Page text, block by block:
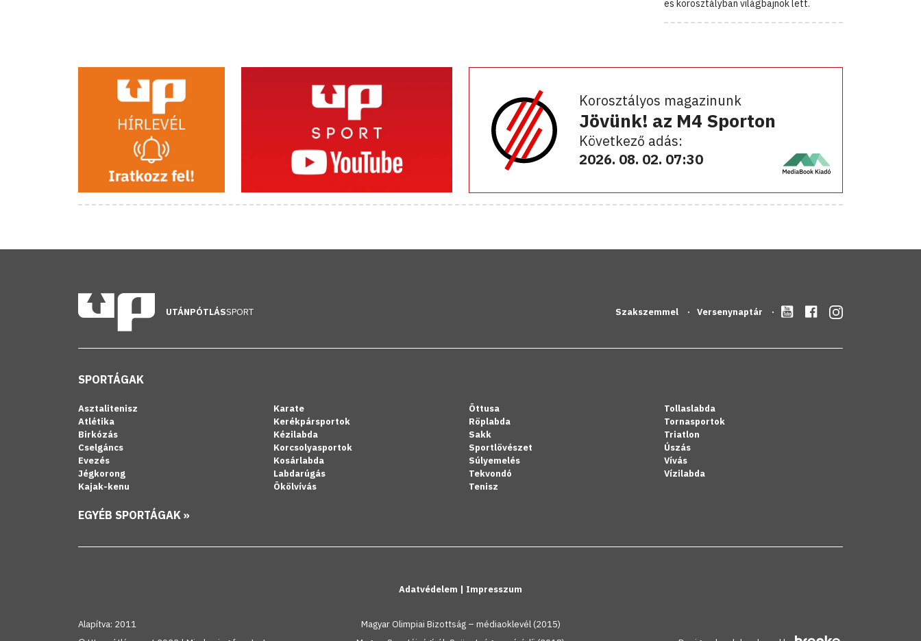
es korosztályban világbajnok lett.
Korosztályos magazinunk
Jövünk! az M4 Sporton
Következő adás:
2026. 08. 02. 07:30
UTÁNPÓTLÁSSPORT Szakszemmel Versenynaptár
SPORTÁGAK
Asztalitenisz
Atlétika
Birkózás
Cselgáncs
Evezés
Jégkorong
Kajak-kenu
Karate
Kerékpársportok
Kézilabda
Korcsolyasportok
Kosárlabda
Labdarúgás
Ökölvívás
Öttusa
Röplabda
Sakk
Sportlövészet
Súlyemelés
Tekvondó
Tenisz
Tollaslabda
Tornasportok
Triatlon
Úszás
Vívás
Vízilabda
EGYÉB SPORTÁGAK »
Adatvédelem | Impresszum
Alapítva: 2011
Magyar Olimpiai Bizottság – médiaoklevél (2015)